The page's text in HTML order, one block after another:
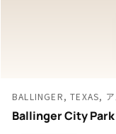
BALLINGER, TEXAS,
Ballinger City